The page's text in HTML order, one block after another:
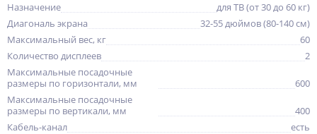
Назначение
для ТВ (от 30 до 60 кг)
Диагональ экрана
32-55 дюймов (80-140 см)
Максимальный вес, кг
60
Количество дисплеев
2
Максимальные посадочные
размеры по горизонтали, мм
600
Максимальные посадочные
размеры по вертикали, мм
400
Кабель-канал
есть